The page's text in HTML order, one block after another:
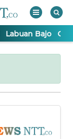
Labuan Bajo